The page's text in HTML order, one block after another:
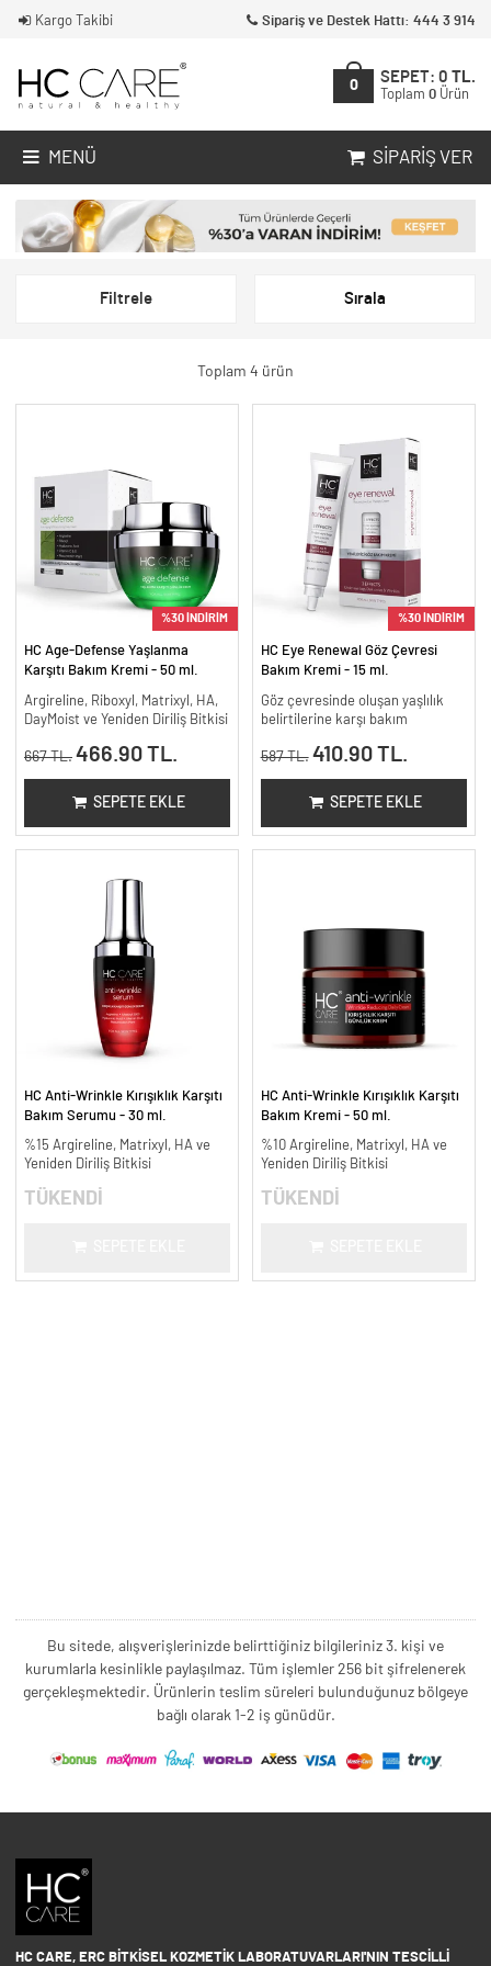
Kargo Takibi Sipariş ve Destek Hattı: 444 3 914
0
SEPET: 0 TL.
Toplam 0 Ürün
MENÜ SIPARIŞ VER
Filtrele Sırala
Toplam 4 ürün
%30 İNDİRİM
HC Age-Defense Yaşlanma
Karşıtı Bakım Kremi - 50 ml.
Argireline, Riboxyl, Matrixyl, HA,
DayMoist ve Yeniden Diriliş Bitkisi
667 TL. 466.90 TL.
SEPETE EKLE
%30 İNDİRİM
HC Eye Renewal Göz Çevresi
Bakım Kremi - 15 ml.
Göz çevresinde oluşan yaşlılık
belirtilerine karşı bakım
587 TL. 410.90 TL.
SEPETE EKLE
HC Anti-Wrinkle Kırışıklık Karşıtı
Bakım Serumu - 30 ml.
%15 Argireline, Matrixyl, HA ve
Yeniden Diriliş Bitkisi
TÜKENDİ
HC Anti-Wrinkle Kırışıklık Karşıtı
Bakım Kremi - 50 ml.
%10 Argireline, Matrixyl, HA ve
Yeniden Diriliş Bitkisi
TÜKENDİ
Bu sitede, alışverişlerinizde belirttiğiniz bilgileriniz 3. kişi ve
kurumlarla kesinlikle paylaşılmaz. Tüm işlemler 256 bit şifrelenerek
gerçekleşmektedir. Ürünlerin teslim süreleri bulunduğunuz bölgeye
bağlı olarak 1-2 iş günüdür.
HC CARE, ERC BITKISEL KOZMETIK LABORATUVARLARI'NIN TESCILLI